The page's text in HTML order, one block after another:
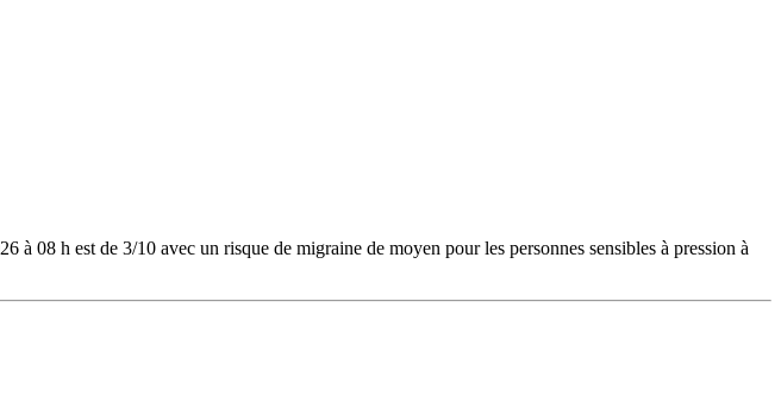
à 08 h est de 3/10 avec un risque de migraine de moyen pour les personnes sensibles à pression à